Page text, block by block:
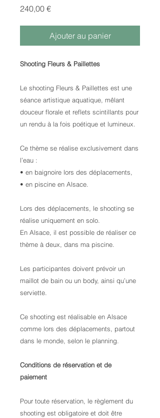
240,00 €Prix
Ajouter au panier
Shooting Fleurs & Paillettes
Le shooting Fleurs & Paillettes est une
séance artistique aquatique, mêlant
douceur florale et reflets scintillants pour
un rendu à la fois poétique et lumineux.
Ce thème se réalise exclusivement dans
l’eau :
• en baignoire lors des déplacements,
• en piscine en Alsace.
Lors des déplacements, le shooting se
réalise uniquement en solo.
En Alsace, il est possible de réaliser ce
thème à deux, dans ma piscine.
Les participantes doivent prévoir un
maillot de bain ou un body, ainsi qu’une
serviette.
Ce shooting est réalisable en Alsace
comme lors des déplacements, partout
dans le monde, selon le planning.
Conditions de réservation et de
paiement
Pour toute réservation, le règlement du
shooting est obligatoire et doit être